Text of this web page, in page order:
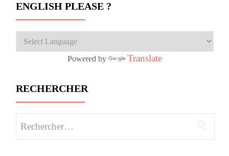
ENGLISH PLEASE ?
Powered by Translate
RECHERCHER